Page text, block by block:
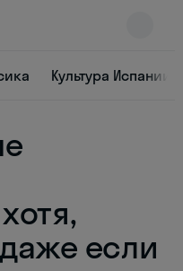
Культура Испании
если